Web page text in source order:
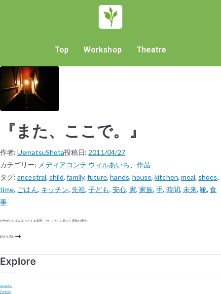
Top Workshop Theatre
『また、ここで。』
作者:UematsuShota投稿日: 2011/04/27
カテゴリー: メディアコンテ ウィルあいち 、作品
タグ:ancestral, child,family, future,hands, house,kitchen, meal, shoes,
time, ごはん, キッチン,先祖,子ども, 安心, 家,家族,手, 時間, 未来, 靴,食
事
自分がいちばんほっとする場所。そしてそこに息づく家族の歴史。
続きを読む
Explore
About Us
Courses